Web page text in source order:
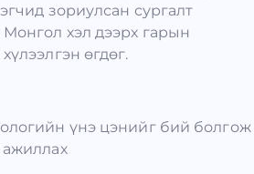
зориулсан сургалт
хэл дээрх гарын
өгдөг.
үнэ цэнийг бий болгож